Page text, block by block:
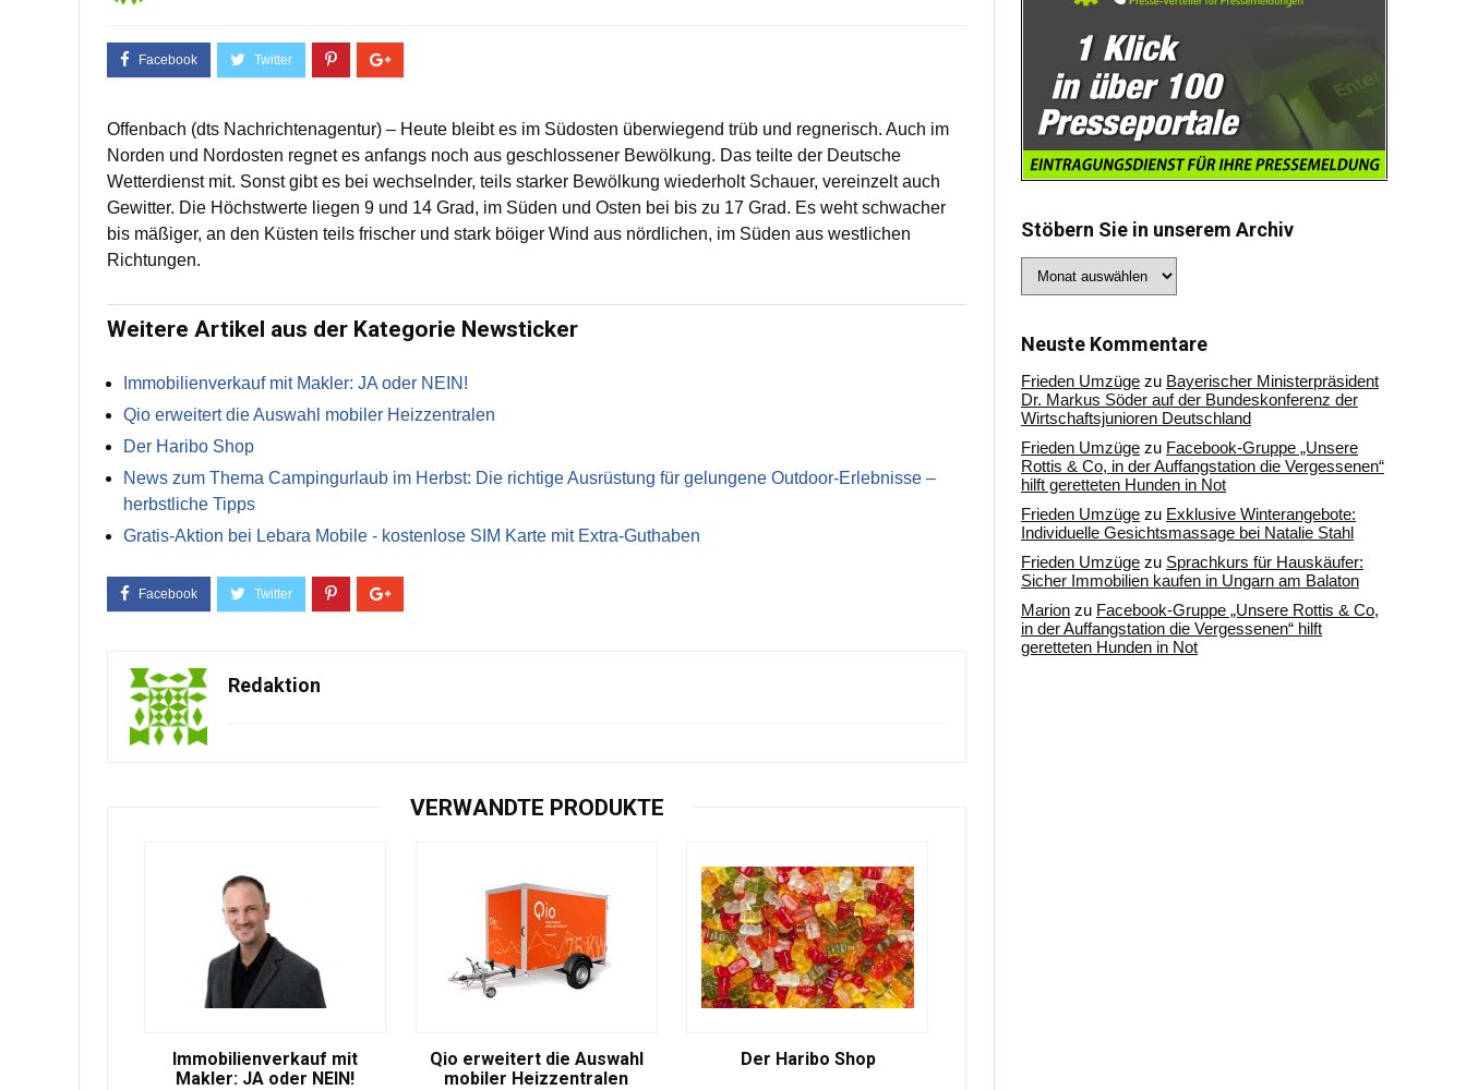
Offenbach (dts Nachrichtenagentur) – Heute bleibt es im Südosten überwiegend trüb und regnerisch. Auch im
Norden und Nordosten regnet es anfangs noch aus geschlossener Bewölkung. Das teilte der Deutsche
Wetterdienst mit. Sonst gibt es bei wechselnder, teils starker Bewölkung wiederholt Schauer, vereinzelt auch
Gewitter. Die Höchstwerte liegen 9 und 14 Grad, im Süden und Osten bei bis zu 17 Grad. Es weht schwacher
bis mäßiger, an den Küsten teils frischer und stark böiger Wind aus nördlichen, im Süden aus westlichen
Richtungen.
Weitere Artikel aus der Kategorie Newsticker
Immobilienverkauf mit Makler: JA oder NEIN!
Qio erweitert die Auswahl mobiler Heizzentralen
Der Haribo Shop
News zum Thema Campingurlaub im Herbst: Die richtige Ausrüstung für gelungene Outdoor-Erlebnisse –
herbstliche Tipps
Gratis-Aktion bei Lebara Mobile - kostenlose SIM Karte mit Extra-Guthaben
Redaktion
VERWANDTE PRODUKTE
Immobilienverkauf mit
Makler: JA oder NEIN!
Qio erweitert die Auswahl
mobiler Heizzentralen
Der Haribo Shop
Stöbern Sie in unserem Archiv
Sie
Archiv
Neuste Kommentare
Frieden Umzüge zu Bayerischer Ministerpräsident
Dr. Markus Söder auf der Bundeskonferenz der
Wirtschaftsjunioren Deutschland
Frieden Umzüge zu Facebook-Gruppe „Unsere
Rottis & Co, in der Auffangstation die Vergessenen“
hilft geretteten Hunden in Not
Frieden Umzüge zu Exklusive Winterangebote:
Individuelle Gesichtsmassage bei Natalie Stahl
Frieden Umzüge zu Sprachkurs für Hauskäufer:
Sicher Immobilien kaufen in Ungarn am Balaton
Marion zu Facebook-Gruppe „Unsere Rottis & Co,
in der Auffangstation die Vergessenen“ hilft
geretteten Hunden in Not